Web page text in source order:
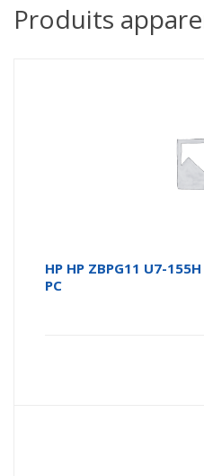
Produits
HP HP ZBPG11 U7-
PC